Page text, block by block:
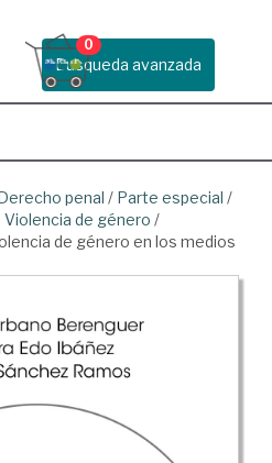
Busqueda avanzada
0
penal / Parte especial /
de género /
de género en los medios